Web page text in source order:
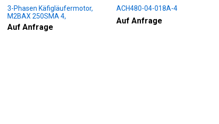
3-Phasen Käfigläufermotor,
M2BAX 250SMA 4,
+188+230+451+009
Auf Anfrage
ACH480-04-018A-4
Auf Anfrage